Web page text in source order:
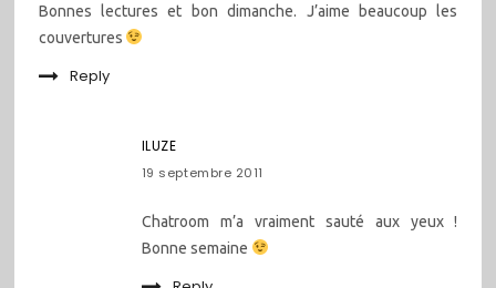
Bonnes lectures et bon dimanche. J’aime beaucoup les
couvertures
Reply
ILUZE
19 septembre 2011
Chatroom m’a vraiment sauté aux yeux !
Bonne semaine